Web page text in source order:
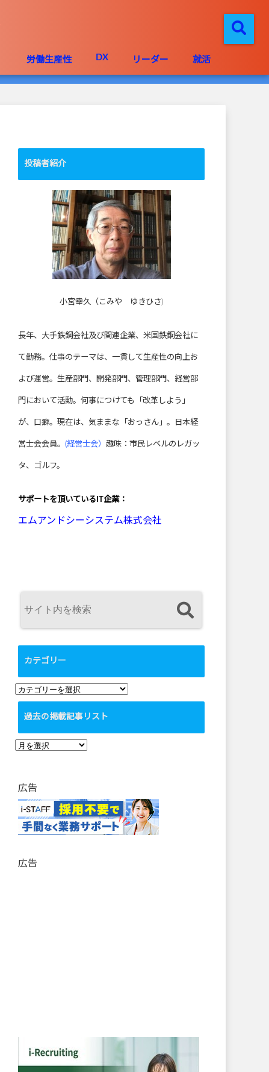
労働生産性 DX リーダー 就活
投稿者紹介
小宮幸久（こみや ゆきひさ)
長年、大手鉄鋼会社及び関連企業、米国鉄鋼会社に
て勤務。仕事のテーマは、一貫して生産性の向上お
よび運営。生産部門、開発部門、管理部門、経営部
門において活動。何事につけても「改革しよう」
が、口癖。現在は、気ままな「おっさん」。日本経
営士会会員。 (経営士会） 趣味：市民レベルのレガッ
タ、ゴルフ。
サポートを頂いている IT企業：
エムアンドシーシステム株式会社
カテゴリー
カ
テ
リ
ー
過去の掲載記事リスト
過
掲
載
記
事
ス
広告
広告